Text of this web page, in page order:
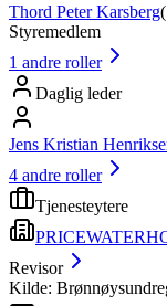
Thord Peter Karsberg(
Styremedlem
1 andre roller
Daglig leder
Jens Kristian
4 andre roller
Tjenesteytere
Revisor
Kilde: